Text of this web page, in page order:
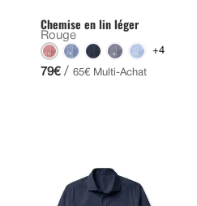
Chemise en lin léger
Rouge
+4
79€ / 65€ Multi-Achat